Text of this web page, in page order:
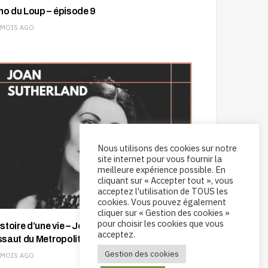
du Loup – épisode 9
AGO
d’une vie – Joan Sutherland : A
du Metropolitan
AGO
Nous utilisons des cookies sur notre
site internet pour vous fournir la
meilleure expérience possible. En
cliquant sur « Accepter tout », vous
acceptez l'utilisation de TOUS les
cookies. Vous pouvez également
cliquer sur « Gestion des cookies »
pour choisir les cookies que vous
acceptez.
Gestion des cookies